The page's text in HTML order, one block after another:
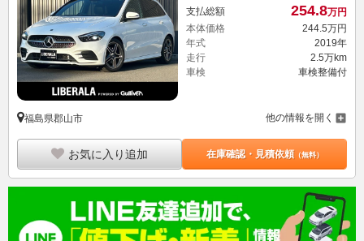
支払総額 254.8万円
本体価格
244. 5万円
年式
2019年
走行
2.5万km
車検
車検整備付
福島県郡山市 他の情報を開く
お気に入り追加 在庫確認・見積依頼（無料）